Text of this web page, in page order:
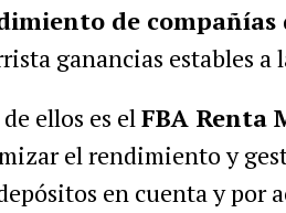
de
ganancias estables a
ellos es elFBA Renta
el rendimiento y
en cuenta y por